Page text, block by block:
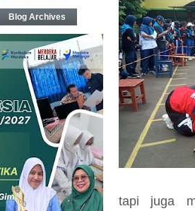
Blog Archives
tapi juga